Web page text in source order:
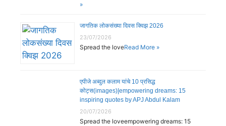
»
जागतिक लोकसंख्या दिवस क्विझ 2026
23/07/2026
Spread the loveRead More »
एपीजे अब्दुल कलाम यांचे 10 प्रसिद्ध
कोट्स(images)|empowering dreams: 15
inspiring quotes by APJ Abdul Kalam
20/07/2026
Spread the loveempowering dreams: 15